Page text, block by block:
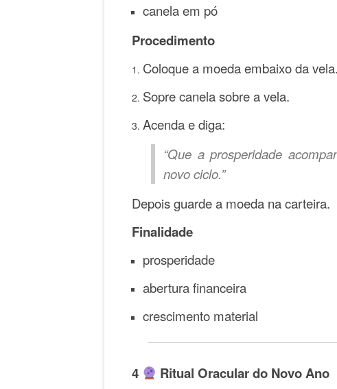
canela em pó
Procedimento
Coloque a moeda embaixo da vela.
Sopre canela sobre a vela.
Acenda e diga:
“Que a prosperidade
novo ciclo.”
Depois guarde a moeda na carteira.
Finalidade
prosperidade
abertura financeira
crescimento material
4 Ritual Oracular do Novo Ano